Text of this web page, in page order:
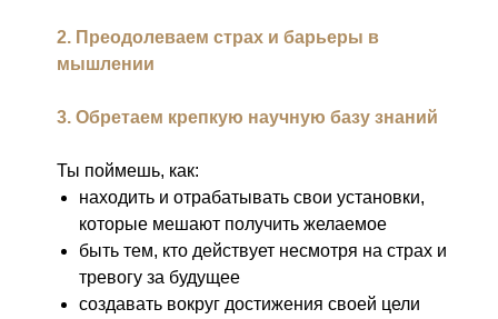
2. Преодолеваем страх и барьеры в
мышлении
3. Обретаем крепкую научную базу знаний
Ты поймешь, как:
находить и отрабатывать свои установки,
которые мешают получить желаемое
быть тем, кто действует несмотря на страх и
тревогу за будущее
создавать вокруг достижения своей цели